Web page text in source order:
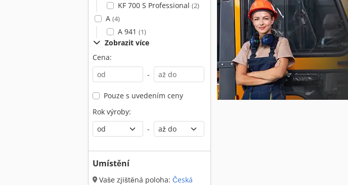
KF 700 S Professional (2)
A (4)
A 941 (1)
Zobrazit více
Cena:
-
Pouze s uvedením ceny
Rok výroby:
-
Umístění
Vaše zjištěná poloha: Česká
Felder Fd 21 Professional
Felder Fd 250